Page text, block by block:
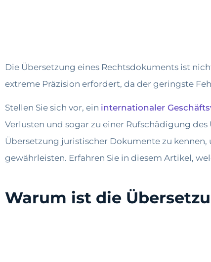
Die Übersetzung eines Rechtsdokuments ist
extreme Präzision erfordert, da der geringste
Stellen Sie sich vor, ein internationaler
Verlusten und sogar zu einer Rufschädigung
Übersetzung juristischer Dokumente zu
gewährleisten. Erfahren Sie in diesem Artikel,
Warum ist die